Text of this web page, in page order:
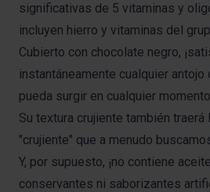
significativas de 5 vitaminas y
incluyen hierro y vitaminas del
Cubierto con chocolate negro,
instantáneamente cualquier antojo
pueda surgir en cualquier
Su textura crujiente también
"crujiente" que a menudo
Y, por supuesto, ¡no contiene
conservantes ni saborizantes